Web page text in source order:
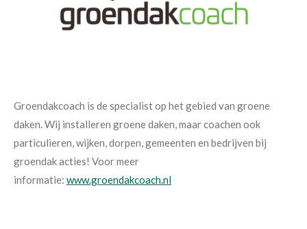
Groendakcoach is de specialist op het gebied van groene
daken. Wij installeren groene daken, maar coachen ook
particulieren, wijken, dorpen, gemeenten en bedrijven bij
groendak acties! Voor meer
informatie: www.groendakcoach.nl